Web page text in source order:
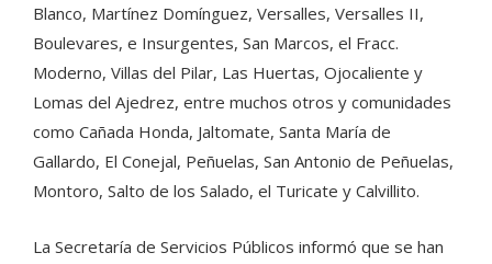
Blanco, Martínez Domínguez, Versalles, Versalles II,
Boulevares, e Insurgentes, San Marcos, el Fracc.
Moderno, Villas del Pilar, Las Huertas, Ojocaliente y
Lomas del Ajedrez, entre muchos otros y comunidades
como Cañada Honda, Jaltomate, Santa María de
Gallardo, El Conejal, Peñuelas, San Antonio de Peñuelas,
Montoro, Salto de los Salado, el Turicate y Calvillito.
La Secretaría de Servicios Públicos informó que se han